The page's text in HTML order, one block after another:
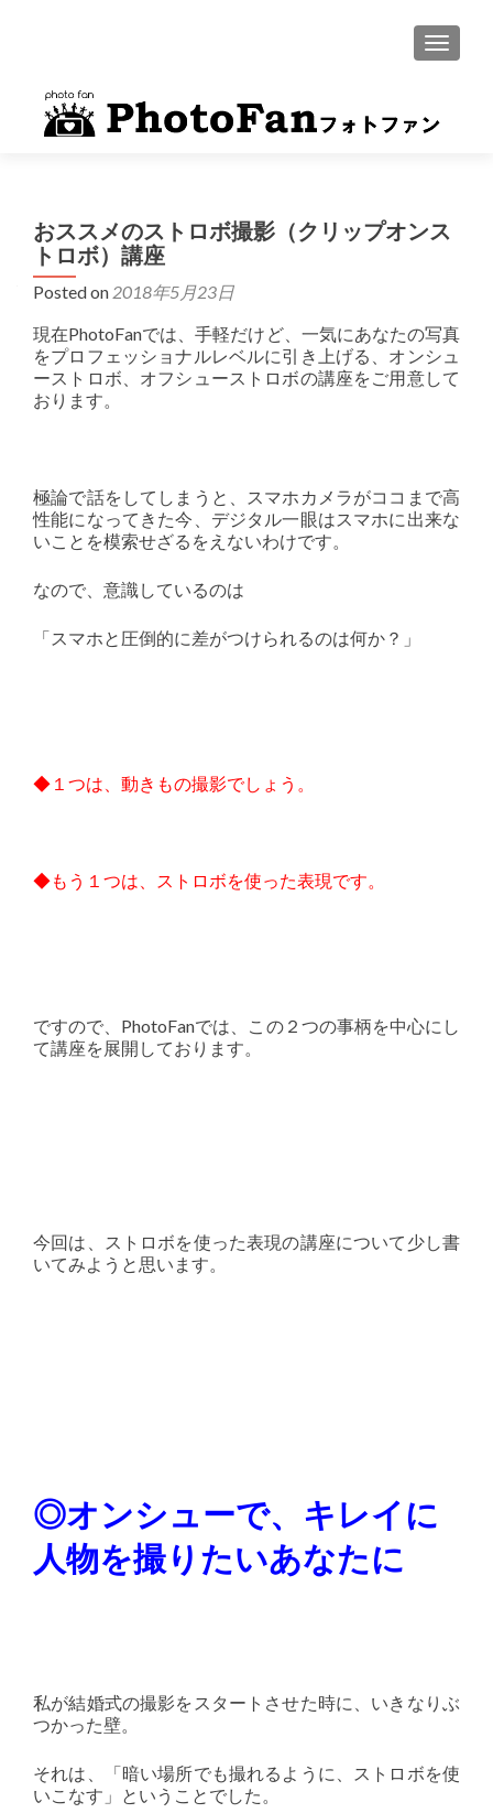
MENU
おススメのストロボ撮影（クリップオンス
トロボ）講座
Posted on 2018年5月23日
現在PhotoFanでは、手軽だけど、一気にあなたの写真
をプロフェッショナルレベルに引き上げる、オンシュ
ーストロボ、オフシューストロボの講座をご用意して
おります。
極論で話をしてしまうと、スマホカメラがココまで高
性能になってきた今、デジタル一眼はスマホに出来な
いことを模索せざるをえないわけです。
なので、意識しているのは
「スマホと圧倒的に差がつけられるのは何か？」
◆１つは、動きもの撮影でしょう。
◆もう１つは、ストロボを使った表現です。
ですので、PhotoFanでは、この２つの事柄を中心にし
て講座を展開しております。
今回は、ストロボを使った表現の講座について少し書
いてみようと思います。
◎オンシューで、キレイに
人物を撮りたいあなたに
私が結婚式の撮影をスタートさせた時に、いきなりぶ
つかった壁。
それは、「暗い場所でも撮れるように、ストロボを使
いこなす」ということでした。